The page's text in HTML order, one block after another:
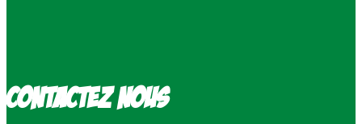
Contactez nous